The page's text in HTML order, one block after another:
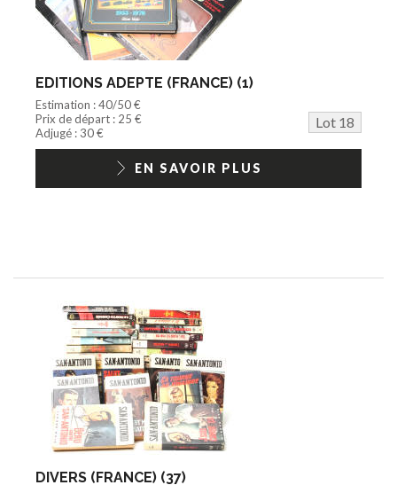
EDITIONS ADEPTE (FRANCE) (1)
Estimation : 40/50 €
Prix de départ : 25 €
Lot 18
Adjugé : 30 €
EN SAVOIR PLUS
DIVERS (FRANCE) (37)